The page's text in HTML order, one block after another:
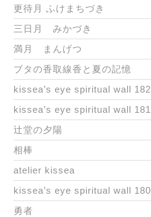
更待月 ふけまちづき
三日月 みかづき
満月 まんげつ
ブタの香取線香と夏の記憶
kissea’s eye spiritual wall 182
kissea’s eye spiritual wall 181
辻堂の夕陽
相棒
atelier kissea
kissea’s eye spiritual wall 180
勇者